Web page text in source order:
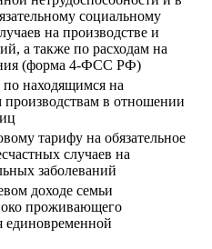
социальному
на производстве и
а также по расходам на
(форма 4-ФСС РФ)
находящимся на
в отношении
тарифу на обязательное
случаев на
заболеваний
доходе семьи
проживающего
единовременной